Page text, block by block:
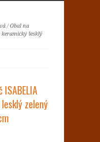
/Obal na
lesklý
zelený